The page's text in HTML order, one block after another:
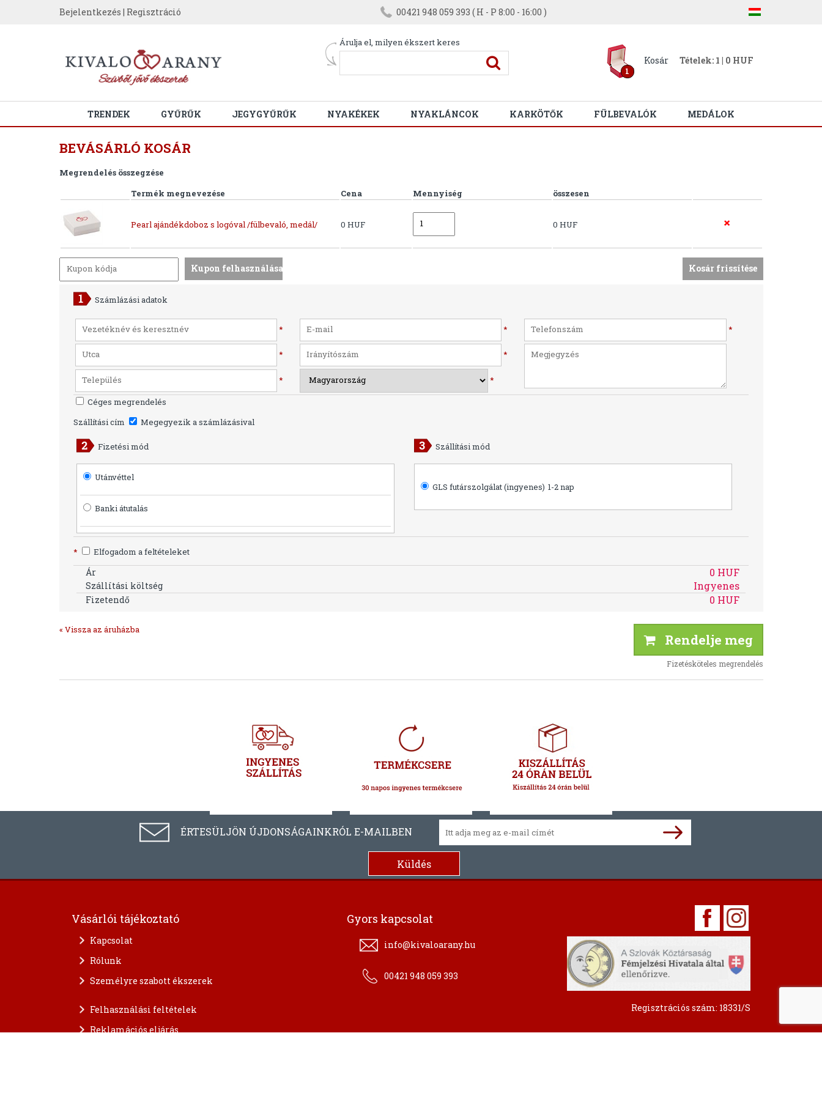
Bejelentkezés | Regisztráció 00421 948 059 393 ( H - P 8:00 - 16:00 )
Árulja el, milyen ékszert keres
1
Kosár Tételek: 1 | 0 HUF
TRENDEK GYŰRŰK JEGYGYŰRŰK NYAKÉKEK NYAKLÁNCOK KARKÖTŐK FÜLBEVALÓK MEDÁLOK
BEVÁSÁRLÓ KOSÁR
Megrendelés összegzése
Termék megnevezése
Cena Mennyiség összesen
Pearl ajándékdoboz s logóval /fülbevaló, medál/ 0 HUF 0 HUF
Számlázási adatok
* * *
* *
*
*
Céges megrendelés
Szállítási cím
Megegyezik a számlázásival
Fizetési mód
Utánvéttel
Banki átutalás
Szállítási mód
GLS futárszolgálat (ingyenes) 1-2 nap
* Elfogadom a feltételeket
Ár 0 HUF
Szállítási költség Ingyenes
Fizetendő 0 HUF
« Vissza az áruházba
Rendelje meg
Fizetésköteles megrendelés
ÉRTESÜLJÖN ÚJDONSÁGAINKRÓL E-MAILBEN
Vásárlói tájékoztató
Kapcsolat
Rólunk
Személyre szabott ékszerek
Felhasználási feltételek
Reklamációs eljárás
Gyors kapcsolat
info@kivaloarany.hu
00421 948 059 393
Regisztrációs szám: 18331/S